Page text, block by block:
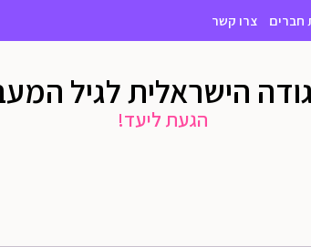
חברים צרו קשר
הישראלית לגיל
הגעת ליעד!